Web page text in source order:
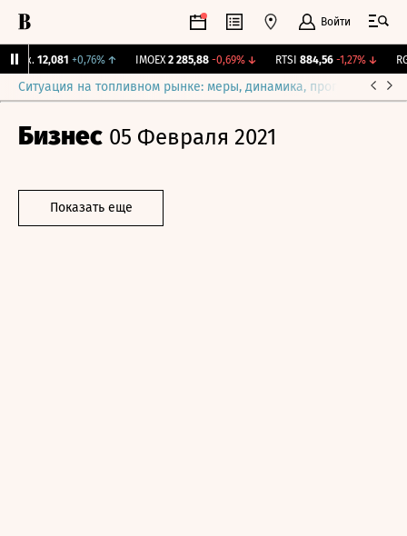
Войти
12,081 +0,76%↑ IMOEX 2 285,88 -0,69%↓ RTSI 884,56 -1,27%↓
Ситуация на топливном рынке: меры, динамика, прогнозы
Бизнес 05 Февраля 2021
Показать еще